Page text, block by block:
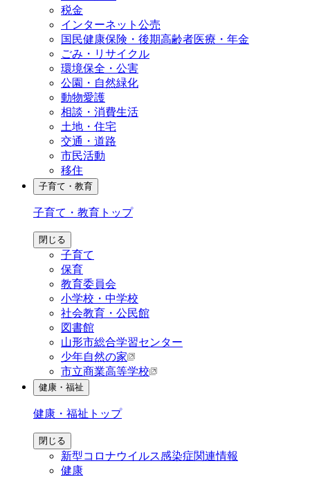
税金
インターネット公売
国民健康保険・後期高齢者医療・年金
ごみ・リサイクル
環境保全・公害
公園・自然緑化
動物愛護
相談・消費生活
土地・住宅
交通・道路
市民活動
移住
子育て・教育
子育て・教育 トップ
閉じる
子育て
保育
教育委員会
小学校・中学校
社会教育・公民館
図書館
山形市総合学習センター
少年自然の家
市立商業高等学校
健康・福祉
健康・福祉 トップ
閉じる
新型コロナウイルス感染症関連情報
健康